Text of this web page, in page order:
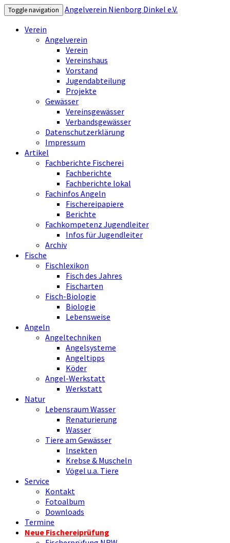
Toggle navigation
Angelverein Nienborg Dinkel e.V.
Verein
Angelverein
Verein
Vereinshaus
Vorstand
Jugendabteilung
Projekte
Gewässer
Vereinsgewässer
Verbandsgewässer
Datenschutzerklärung
Impressum
Artikel
Fachberichte Fischerei
Fachberichte
Fachberichte lokal
Fachinfos Angeln
Fischereipapiere
Berichte
Fachkompetenz Jugendleiter
Infos für Jugendleiter
Archiv
Fische
Fischlexikon
Fisch des Jahres
Fischarten
Fisch-Biologie
Biologie
Lebensweise
Angeln
Angeltechniken
Angelsysteme
Angeltipps
Köder
Angel-Werkstatt
Werkstatt
Natur
Lebensraum Wasser
Renaturierung
Wasser
Tiere am Gewässer
Insekten
Krebse & Muscheln
Vögel u.a. Tiere
Service
Kontakt
Fotoalbum
Downloads
Termine
Neue Fischereiprüfung